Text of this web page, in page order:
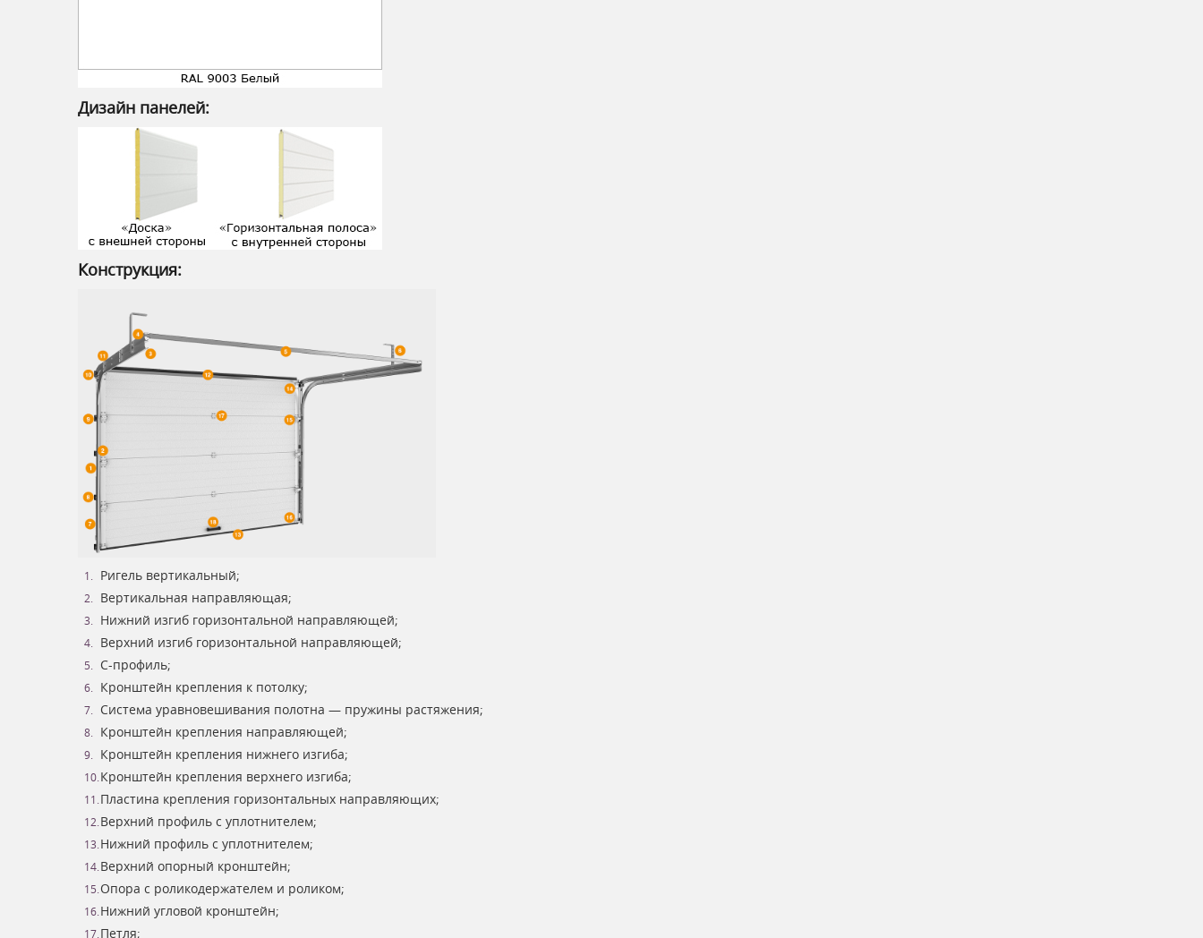
Дизайн панелей:
Конструкция:
Ригель вертикальный;
Вертикальная направляющая;
Нижний изгиб горизонтальной направляющей;
Верхний изгиб горизонтальной направляющей;
С-профиль;
Кронштейн крепления к потолку;
Система уравновешивания полотна — пружины растяжения;
Кронштейн крепления направляющей;
Кронштейн крепления нижнего изгиба;
Кронштейн крепления верхнего изгиба;
Пластина крепления горизонтальных направляющих;
Верхний профиль с уплотнителем;
Нижний профиль с уплотнителем;
Верхний опорный кронштейн;
Опора с роликодержателем и роликом;
Нижний угловой кронштейн;
Петля;